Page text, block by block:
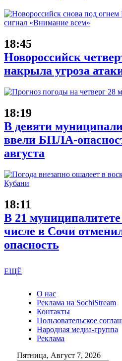
18:45
Новороссийск
накрыла угроза
18:19
В девяти
ввели БПЛА-
августа
18:11
В 21
числе в Сочи
опасность
ЕЩЁ
О нас
Реклама на SochiStream
Контакты
Пользовательское
Народная медиа-группа
Реклама
Пятница, Август 7, 2026